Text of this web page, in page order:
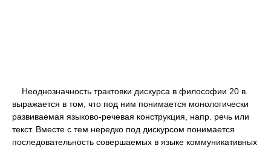
Неоднозначность трактовки дискурса в философии 20 в.
выражается в том, что под ним понимается монологически
развиваемая языково-речевая конструкция, напр. речь или
текст. Вместе с тем нередко под дискурсом понимается
последовательность совершаемых в языке коммуникативных